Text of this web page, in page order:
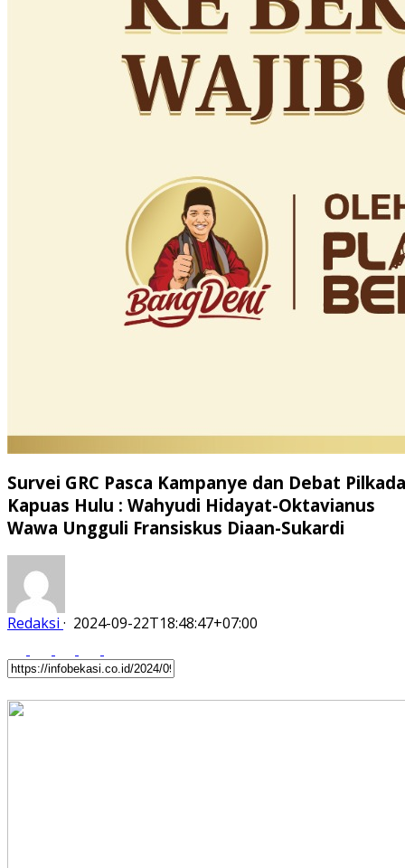
Survei GRC Pasca Kampanye dan Debat Pilkada
Kapuas Hulu : Wahyudi Hidayat-Oktavianus
Wawa Ungguli Fransiskus Diaan-Sukardi
Redaksi · 2024-09-22T18:48:47+07:00